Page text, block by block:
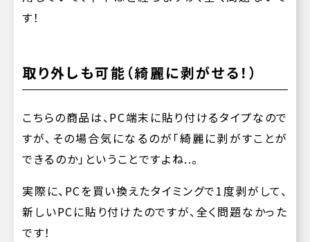
す！
取り外しも可能（綺麗に剥がせる！）
こちらの商品は、PC端末に貼り付けるタイプなので
すが、その場合気になるのが「綺麗に剥がすことが
できるのか」ということですよね..。
実際に、PCを買い換えたタイミングで1度剥がして、
新しいPCに貼り付けたのですが、全く問題なかった
です！